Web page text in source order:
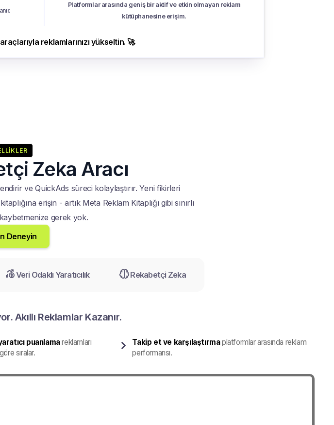
Platformlar arasında geniş bir aktif ve etkin olmayan reklam
kütüphanesine erişim.
reklamlarınızı yükseltin. 🚀
Zeka Aracı
ve QuickAds süreci kolaylaştırır. Yeni fikirleri
erişin - artık Meta Reklam Kitaplığı gibi sınırlı
gerek yok.
Deneyin
Veri Odaklı Yaratıcılık Rekabetçi Zeka
Akıllı Reklamlar Kazanır.
puanlamareklamları
sıralar.
Takip et ve karşılaştırmaplatformlar arasında reklam
performansı.